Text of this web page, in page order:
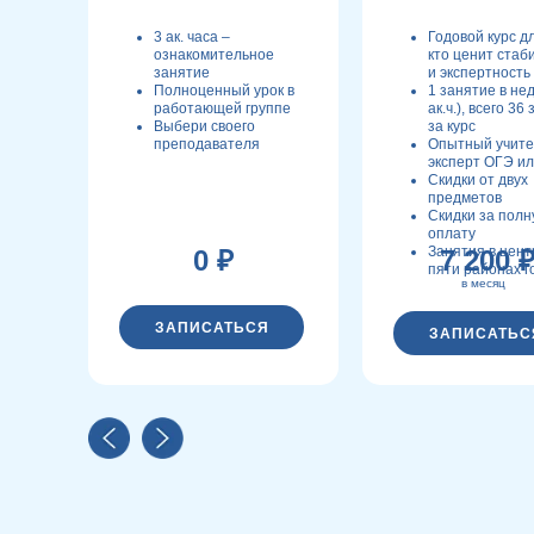
ЗАПИСАТЬСЯ
3 ак. часа –
ознакомительное
занятие
Полноценный урок в
работающей группе
Выбери своего
преподавателя
0 ₽
в месяц
7 200 ₽
Годовой курс
кто ценит
и экспертность
1 занятие в
ак.ч.), всего 36
за курс
Опытный
эксперт ОГЭ
Скидки от двух
предметов
Скидки за
оплату
Занятия в
пяти районах